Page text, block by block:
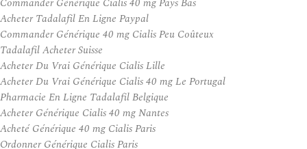
Acheter Tadalafil En Ligne Paypal
Commander Générique 40 mg Cialis Peu Coûteux
Tadalafil Acheter Suisse
Acheter Du Vrai Générique Cialis Lille
Acheter Du Vrai Générique Cialis 40 mg Le Portugal
Pharmacie En Ligne Tadalafil Belgique
Acheter Générique Cialis 40 mg Nantes
Acheté Générique 40 mg Cialis Paris
Ordonner Générique Cialis Paris